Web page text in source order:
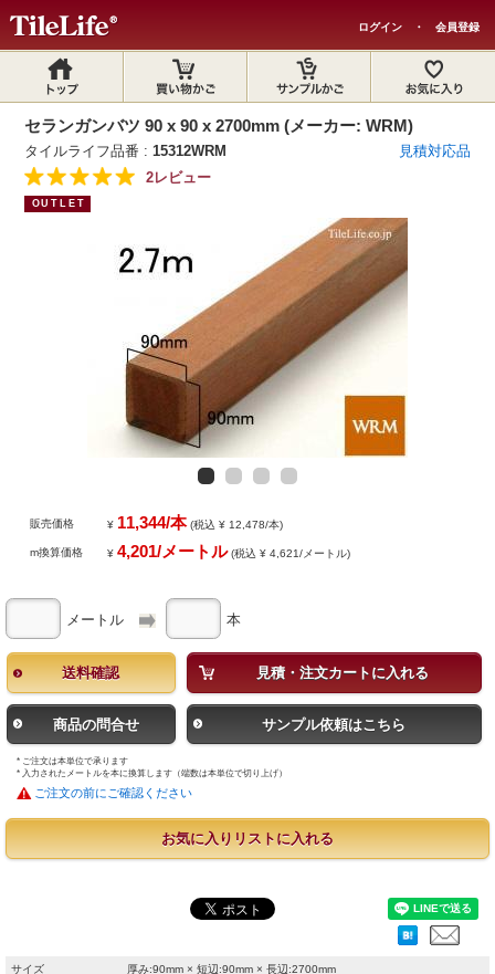
ログイン ・ 会員登録
セランガンバツ 90 x 90 x 2700mm (メーカー: WRM)
タイルライフ品番 :15312WRM
見積対応品
2レビュー
OUTLET
販売価格 ¥ 11,344/本(税込 ¥ 12,478/本)
m換算価格 ¥4,201/メートル(税込 ¥ 4,621/メートル)
メートル 本
送料確認 見積・注文カートに入れる
商品の問合せ サンプル依頼はこちら
* ご注文は本単位で承ります
* 入力されたメートルを本に換算します（端数は本単位で切り上げ）
ご注文の前にご確認ください
お気に入りリストに入れる
サイズ 厚み:90mm × 短辺:90mm × 長辺:2700mm